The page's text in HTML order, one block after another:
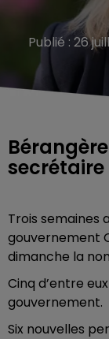
Publié : 26
Trois semaines
gouvernement
dimanche la
Cinq d’entre
gouvernement.
Six nouvelles